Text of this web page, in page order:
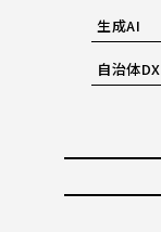
生成AI
自治体DX